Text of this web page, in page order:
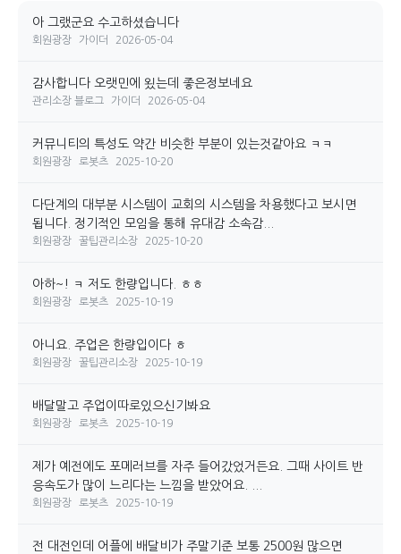
아 그랬군요 수고하셨습니다
회원광장 가이더 2026-05-04
감사합니다 오랫민에 욌는데 좋은정보네요
관리소장 블로그 가이더 2026-05-04
커뮤니티의 특성도 약간 비슷한 부분이 있는것같아요 ㅋㅋ
회원광장 로봇츠 2025-10-20
다단계의 대부분 시스템이 교회의 시스템을 차용했다고 보시면
됩니다. 정기적인 모임을 통해 유대감 소속감...
회원광장 꿀팁관리소장 2025-10-20
아하~! ㅋ 저도 한량입니다. ㅎㅎ
회원광장 로봇츠 2025-10-19
아니요. 주업은 한량입이다 ㅎ
회원광장 꿀팁관리소장 2025-10-19
배달말고 주업이따로있으신기봐요
회원광장 로봇츠 2025-10-19
제가 예전에도 포메러브를 자주 들어갔었거든요. 그때 사이트 반
응속도가 많이 느리다는 느낌을 받았어요. ...
회원광장 로봇츠 2025-10-19
전 대전인데 어플에 배달비가 주말기준 보통 2500원 많으면